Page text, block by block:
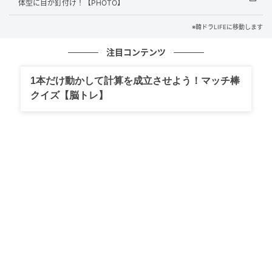
体型に目が釘付け！【PHOTO】
※韓ドラLIFEに移動します
注目コンテンツ
1本だけ動かして計算を成立させよう！マッチ棒
クイズ【脳トレ】